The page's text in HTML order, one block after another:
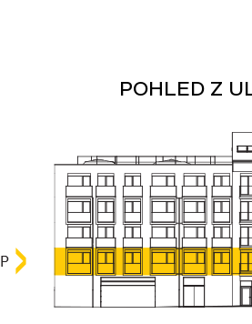
POHLED Z